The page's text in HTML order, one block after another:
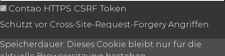
Contao HTTPS CSRF Token
Schützt vor Cross-Site-Request-Forgery Angriffen.
Speicherdauer: Dieses Cookie bleibt nur für die